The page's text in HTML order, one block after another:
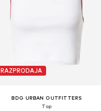
RAZPRODAJA
BDG URBAN OUTFITTERS
Top